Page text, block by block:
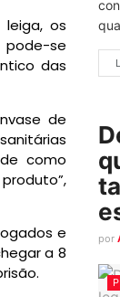
os
pode-se
das
de
como
e
a 8
por